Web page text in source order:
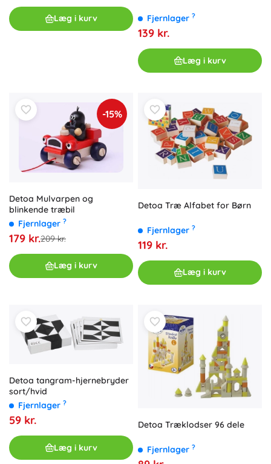
Læg i kurv Fjernlager ?
139 kr.
Læg i kurv
-15%
Detoa Mulvarpen og
blinkende træbil
Fjernlager ?
179 kr.209 kr.
Læg i kurv
Detoa Træ Alfabet for Børn
Fjernlager ?
119 kr.
Læg i kurv
Detoa tangram-hjernebryder
sort/hvid
Fjernlager ?
59 kr.
Læg i kurv
Detoa Træklodser 96 dele
Fjernlager ?